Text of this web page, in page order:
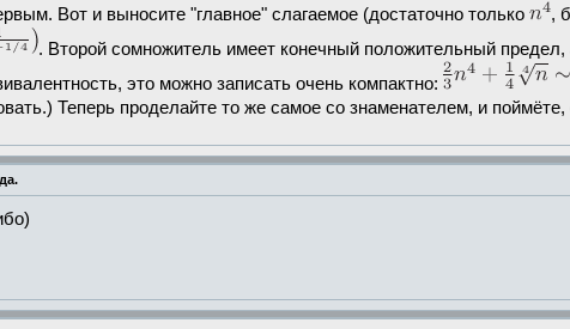
Вот и выносите "главное" слагаемое (достаточно только
,
. Второй сомножитель имеет конечный положительный
это можно записать очень компактно:
Теперь проделайте то же самое со знаменателем, и